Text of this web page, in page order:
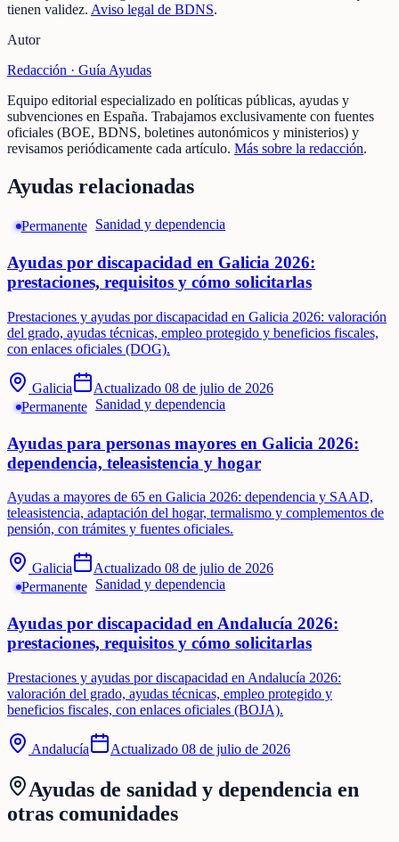
tienen validez. Aviso legal de BDNS.
Autor
Redacción · Guía Ayudas
Equipo editorial especializado en políticas públicas, ayudas y
subvenciones en España. Trabajamos exclusivamente con fuentes
oficiales (BOE, BDNS, boletines autonómicos y ministerios) y
revisamos periódicamente cada artículo. Más sobre la redacción.
Ayudas relacionadas
Permanente Sanidad y dependencia
Ayudas por discapacidad en Galicia 2026:
prestaciones, requisitos y cómo solicitarlas
Prestaciones y ayudas por discapacidad en Galicia 2026: valoración
del grado, ayudas técnicas, empleo protegido y beneficios fiscales,
con enlaces oficiales (DOG).
Galicia Actualizado 08 de julio de 2026
Permanente
Sanidad y dependencia
Ayudas para personas mayores en Galicia 2026:
dependencia, teleasistencia y hogar
Ayudas a mayores de 65 en Galicia 2026: dependencia y SAAD,
teleasistencia, adaptación del hogar, termalismo y complementos de
pensión, con trámites y fuentes oficiales.
Galicia Actualizado 08 de julio de 2026
Permanente
Sanidad y dependencia
Ayudas por discapacidad en Andalucía 2026:
prestaciones, requisitos y cómo solicitarlas
Prestaciones y ayudas por discapacidad en Andalucía 2026:
valoración del grado, ayudas técnicas, empleo protegido y
beneficios fiscales, con enlaces oficiales (BOJA).
Andalucía Actualizado 08 de julio de 2026
Ayudas de sanidad y dependencia en
otras comunidades